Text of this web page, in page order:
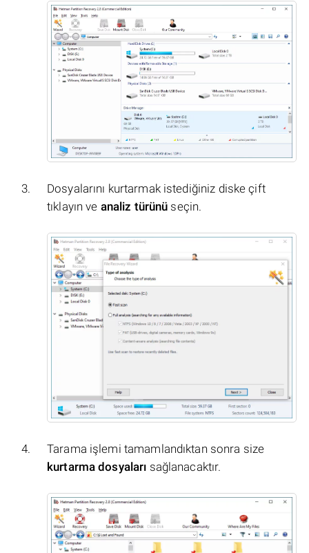
Dosyalarını kurtarmak istediğiniz diske çift
tıklayın ve analiz türünü seçin.
Tarama işlemi tamamlandıktan sonra size
kurtarma dosyaları sağlanacaktır.